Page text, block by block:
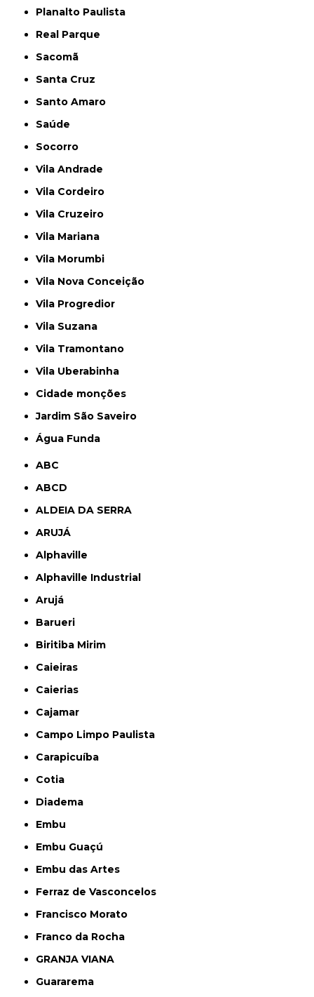
Planalto Paulista
Real Parque
Sacomã
Santa Cruz
Santo Amaro
Saúde
Socorro
Vila Andrade
Vila Cordeiro
Vila Cruzeiro
Vila Mariana
Vila Morumbi
Vila Nova Conceição
Vila Progredior
Vila Suzana
Vila Tramontano
Vila Uberabinha
cidade monções
jardim São Saveiro
Água Funda
ABC
ABCD
ALDEIA DA SERRA
ARUJÁ
Alphaville
Alphaville Industrial
Arujá
Barueri
Biritiba Mirim
Caieiras
Caierias
Cajamar
Campo Limpo Paulista
Carapicuíba
Cotia
Diadema
Embu
Embu Guaçú
Embu das Artes
Ferraz de Vasconcelos
Francisco Morato
Franco da Rocha
GRANJA VIANA
Guararema